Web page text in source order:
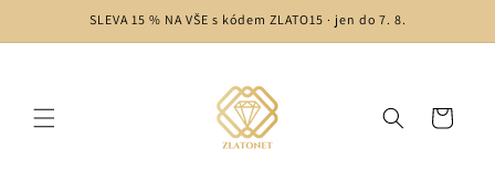
SLEVA 15 % NA VŠE s kódem ZLATO15 · jen do 7. 8.
Cart